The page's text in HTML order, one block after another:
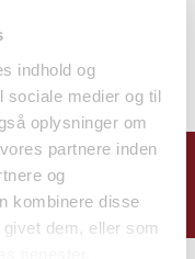
indhold og
sociale medier og til
oplysninger om
partnere inden
og
kombinere disse
dem, eller som